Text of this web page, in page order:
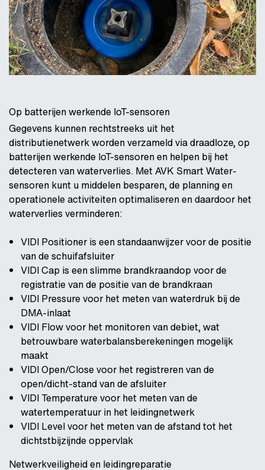
Op batterijen werkende IoT-sensoren
Gegevens kunnen rechtstreeks uit het
distributienetwerk worden verzameld via draadloze, op
batterijen werkende IoT-sensoren en helpen bij het
detecteren van waterverlies. Met AVK Smart Water-
sensoren kunt u middelen besparen, de planning en
operationele activiteiten optimaliseren en daardoor het
waterverlies verminderen:
VIDI Positioner is een standaanwijzer voor de positie
van de schuifafsluiter
VIDI Cap is een slimme brandkraandop voor de
registratie van de positie van de brandkraan
VIDI Pressure voor het meten van waterdruk bij de
DMA-inlaat
VIDI Flow voor het monitoren van debiet, wat
betrouwbare waterbalansberekeningen mogelijk
maakt
VIDI Open/Close voor het registreren van de
open/dicht-stand van de afsluiter
VIDI Temperature voor het meten van de
watertemperatuur in het leidingnetwerk
VIDI Level voor het meten van de afstand tot het
dichtstbijzijnde oppervlak
Netwerkveiligheid en leidingreparatie